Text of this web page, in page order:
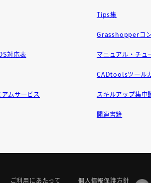
対応表
ムサービス
Tips集
Grasshopperコ
マニュアル・チュ
CADtoolsツール
スキルアップ集中
関連書籍
ご利用にあたって 個人情報保護方針